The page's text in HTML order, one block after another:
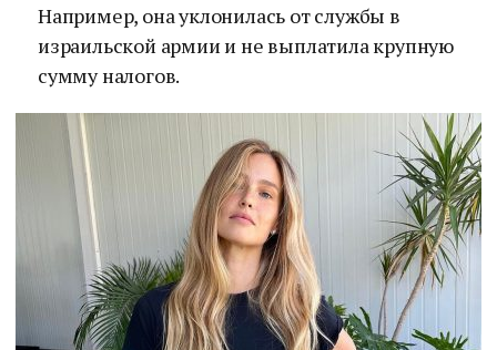
Например, она уклонилась от службы в
израильской армии и не выплатила крупную
сумму налогов.